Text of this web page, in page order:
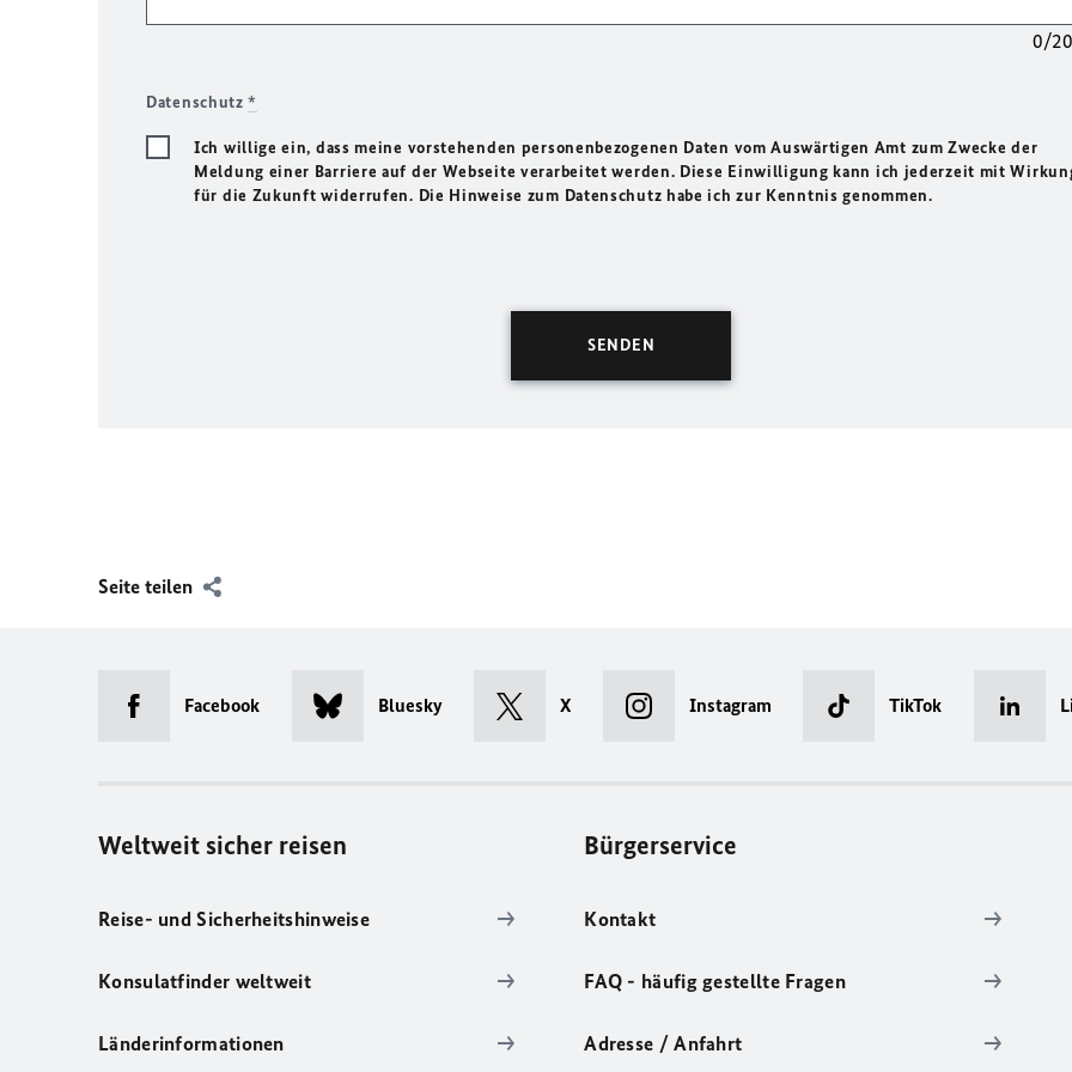
0/
Datenschutz*
Ich willige ein, dass meine vorstehenden personenbezogenen Daten vom Auswärtigen Amt zum Zwecke der
Meldung einer Barriere auf der Webseite verarbeitet werden. Diese Einwilligung kann ich jederzeit mit
für die Zukunft widerrufen. Die Hinweise zum Datenschutz habe ich zur Kenntnis genommen.
Seite teilen
Facebook Bluesky X Instagram TikTok
Weltweit sicher reisen
Reise- und Sicherheitshinweise
Konsulatfinder weltweit
Länderinformationen
Bürgerservice
Kontakt
FAQ - häufig gestellte Fragen
Adresse / Anfahrt